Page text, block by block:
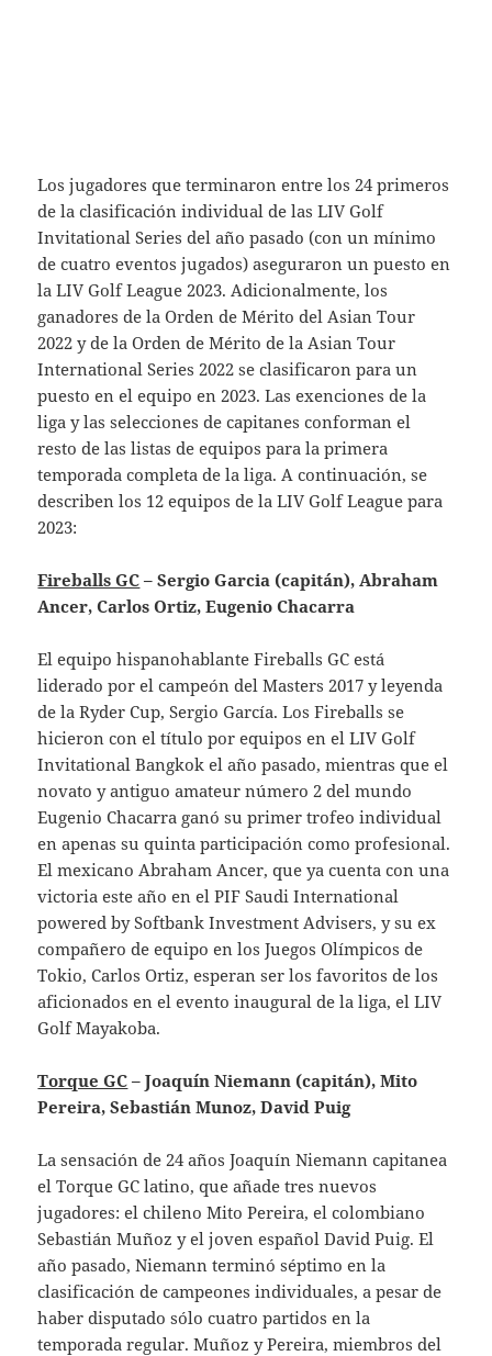
Los jugadores que terminaron entre los 24 primeros
de la clasificación individual de las LIV Golf
Invitational Series del año pasado (con un mínimo
de cuatro eventos jugados) aseguraron un puesto en
la LIV Golf League 2023. Adicionalmente, los
ganadores de la Orden de Mérito del Asian Tour
2022 y de la Orden de Mérito de la Asian Tour
International Series 2022 se clasificaron para un
puesto en el equipo en 2023. Las exenciones de la
liga y las selecciones de capitanes conforman el
resto de las listas de equipos para la primera
temporada completa de la liga. A continuación, se
describen los 12 equipos de la LIV Golf League para
2023:
Fireballs GC – Sergio Garcia (capitán), Abraham
Ancer, Carlos Ortiz, Eugenio Chacarra
El equipo hispanohablante Fireballs GC está
liderado por el campeón del Masters 2017 y leyenda
de la Ryder Cup, Sergio García. Los Fireballs se
hicieron con el título por equipos en el LIV Golf
Invitational Bangkok el año pasado, mientras que el
novato y antiguo amateur número 2 del mundo
Eugenio Chacarra ganó su primer trofeo individual
en apenas su quinta participación como profesional.
El mexicano Abraham Ancer, que ya cuenta con una
victoria este año en el PIF Saudi International
powered by Softbank Investment Advisers, y su ex
compañero de equipo en los Juegos Olímpicos de
Tokio, Carlos Ortiz, esperan ser los favoritos de los
aficionados en el evento inaugural de la liga, el LIV
Golf Mayakoba.
Torque GC – Joaquín Niemann (capitán), Mito
Pereira, Sebastián Munoz, David Puig
La sensación de 24 años Joaquín Niemann capitanea
el Torque GC latino, que añade tres nuevos
jugadores: el chileno Mito Pereira, el colombiano
Sebastián Muñoz y el joven español David Puig. El
año pasado, Niemann terminó séptimo en la
clasificación de campeones individuales, a pesar de
haber disputado sólo cuatro partidos en la
temporada regular. Muñoz y Pereira, miembros del